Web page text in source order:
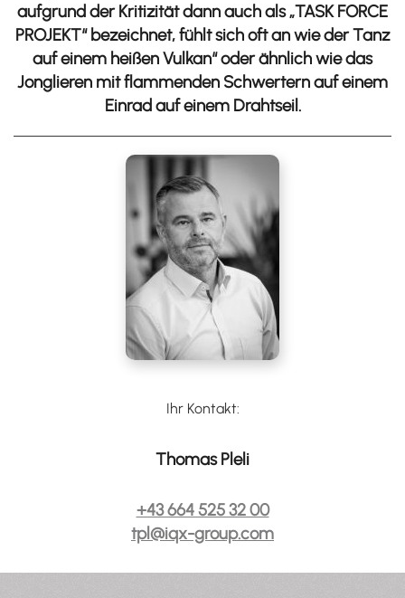
aufgrund der Kritizität dann auch als „TASK FORCE
PROJEKT“ bezeichnet, fühlt sich oft an wie der Tanz
auf einem heißen Vulkan“ oder ähnlich wie das
Jonglieren mit flammenden Schwertern auf einem
Einrad auf einem Drahtseil.
Ihr Kontakt:
Thomas Pleli
+43 664 525 32 00
tpl@iqx-group.com